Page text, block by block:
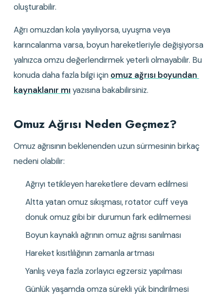
oluşturabilir.
Ağrı omuzdan kola yayılıyorsa, uyuşma veya
karıncalanma varsa, boyun hareketleriyle değişiyorsa
yalnızca omzu değerlendirmek yeterli olmayabilir. Bu
konuda daha fazla bilgi için omuz ağrısı boyundan
kaynaklanır mı yazısına bakabilirsiniz.
Omuz Ağrısı Neden Geçmez?
Omuz ağrısının beklenenden uzun sürmesinin birkaç
nedeni olabilir:
Ağrıyı tetikleyen hareketlere devam edilmesi
Altta yatan omuz sıkışması, rotator cuff veya
donuk omuz gibi bir durumun fark edilmemesi
Boyun kaynaklı ağrının omuz ağrısı sanılması
Hareket kısıtlılığının zamanla artması
Yanlış veya fazla zorlayıcı egzersiz yapılması
Günlük yaşamda omza sürekli yük bindirilmesi